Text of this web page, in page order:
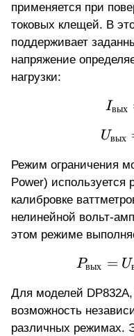
применяется при
токовых клещей. В
поддерживает
напряжение
нагрузки:
Iвых
Uвых
Режим ограничения
Power) используется
калибровке
нелинейной вольт-
этом режиме
Pвых = U
Для моделей DP832A,
возможность
различных режимах.